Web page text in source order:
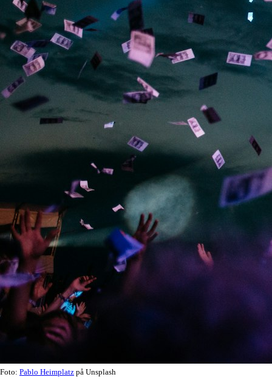
Foto: Pablo Heimplatz på Unsplash